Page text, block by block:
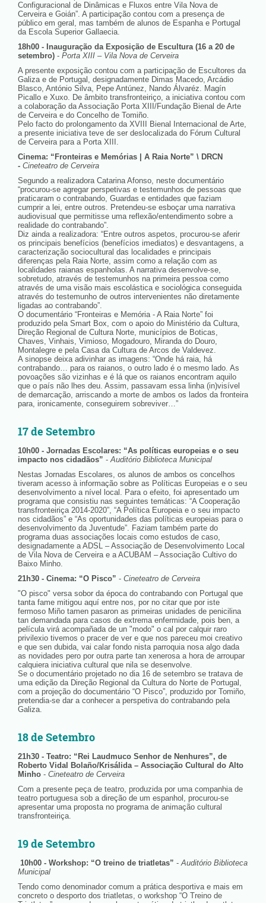
Configuracional de Dinâmicas e Fluxos entre Vila Nova de
Cerveira e Goián”. A participação contou com a presença de
público em geral, mas também de alunos de Espanha e Portugal
da Escola Superior Gallaecia.
18h00 - Inauguração da Exposição de Escultura (16 a 20 de
setembro) - Porta XIII – Vila Nova de Cerveira
A presente exposição contou com a participação de Escultores da
Galiza e de Portugal, designadamente Dimas Macedo, Arcádio
Blasco, António Silva, Pepe Antúnez, Nando Álvaréz. Magín
Picallo e Xuxo. De âmbito transfronteiriço, a iniciativa contou com
a colaboração da Associação Porta XIII/Fundação Bienal de Arte
de Cerveira e do Concelho de Tomiño.
Pelo facto do prolongamento da XVIII Bienal Internacional de Arte,
a presente iniciativa teve de ser deslocalizada do Fórum Cultural
de Cerveira para a Porta XIII.
Cinema: “Fronteiras e Memórias | A Raia Norte” \ DRCN
- Cineteatro de Cerveira
Segundo a realizadora Catarina Afonso, neste documentário
“procurou-se agregar perspetivas e testemunhos de pessoas que
praticaram o contrabando, Guardas e entidades que faziam
cumprir a lei, entre outros. Pretendeu-se esboçar uma narrativa
audiovisual que permitisse uma reflexão/entendimento sobre a
realidade do contrabando”.
Diz ainda a realizadora: “Entre outros aspetos, procurou-se aferir
os principais benefícios (benefícios imediatos) e desvantagens, a
caracterização sociocultural das localidades e principais
diferenças pela Raia Norte, assim como a relação com as
localidades raianas espanholas. A narrativa desenvolve-se,
sobretudo, através de testemunhos na primeira pessoa como
através de uma visão mais escolástica e sociológica conseguida
através do testemunho de outros intervenientes não diretamente
ligadas ao contrabando”.
O documentário “Fronteiras e Memória - A Raia Norte” foi
produzido pela Smart Box, com o apoio do Ministério da Cultura,
Direção Regional de Cultura Norte, municípios de Boticas,
Chaves, Vinhais, Vimioso, Mogadouro, Miranda do Douro,
Montalegre e pela Casa da Cultura de Arcos de Valdevez.
A sinopse deixa adivinhar as imagens: “Onde há raia, há
contrabando… para os raianos, o outro lado é o mesmo lado. As
povoações são vizinhas e é lá que os raianos encontram aquilo
que o país não lhes deu. Assim, passavam essa linha (in)visível
de demarcação, arriscando a morte de ambos os lados da fronteira
para, ironicamente, conseguirem sobreviver…”
17 de Setembro
10h00 - Jornadas Escolares: “As políticas europeias e o seu
impacto nos cidadãos” -Auditório Biblioteca Municipal
Nestas Jornadas Escolares, os alunos de ambos os concelhos
tiveram acesso à informação sobre as Políticas Europeias e o seu
desenvolvimento a nível local. Para o efeito, foi apresentado um
programa que consistiu nas seguintes temáticas: “A Cooperação
transfronteiriça 2014-2020”, “A Política Europeia e o seu impacto
nos cidadãos” e “As oportunidades das políticas europeias para o
desenvolvimento da Juventude”. Faziam também parte do
programa duas associações locais como estudos de caso,
designadamente a ADSL – Associação de Desenvolvimento Local
de Vila Nova de Cerveira e a ACUBAM – Associação Cultivo do
Baixo Minho.
21h30 - Cinema: “O Pisco” - Cineteatro de Cerveira
"O pisco" versa sobor da época do contrabando con Portugal que
tanta fame mitigou aquí entre nos, por no citar que por iste
fermoso Miño tamen pasaron as primeiras unidades de penicilina
tan demandada para casos de extrema enfermidade, pois ben, a
película virá acompañada de un "modo" o cal por calquir raro
privilexio tivemos o pracer de ver e que nos pareceu moi creativo
e que sen dubida, vai calar fondo nista parroquia nosa algo dada
as novidades pero por outra parte tan xenerosa a hora de arroupar
calquiera iniciativa cultural que nila se desenvolve.
Se o documentário projetado no dia 16 de setembro se tratava de
uma edição da Direção Regional da Cultura do Norte de Portugal,
com a projeção do documentário “O Pisco”, produzido por Tomiño,
pretendia-se dar a conhecer a perspetiva do contrabando pela
Galiza.
18 de Setembro
21h30 - Teatro: “Rei Laudmuco Senhor de Nenhures”, de
Roberto Vidal Bolaño/Krisálida – Associação Cultural do Alto
Minho - Cineteatro de Cerveira
Com a presente peça de teatro, produzida por uma companhia de
teatro portuguesa sob a direção de um espanhol, procurou-se
apresentar uma proposta no programa de animação cultural
transfronteiriça.
19 de Setembro
10h00 - Workshop: “O treino de triatletas” -Auditório Biblioteca
Municipal
Tendo como denominador comum a prática desportiva e mais em
concreto o desporto dos triatletas, o workshop “O Treino de